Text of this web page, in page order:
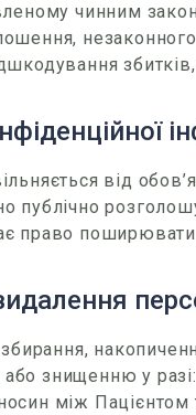
чинним
від
публічно
право поширювати
знищенню у разі:
між